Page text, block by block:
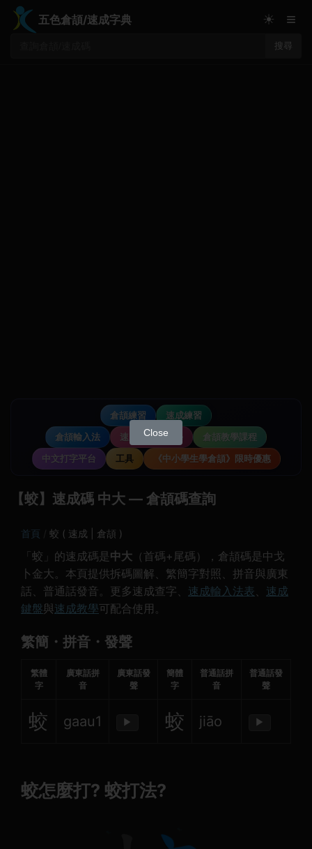
五色倉頡/速成字典
搜尋
☀ ≡
倉頡練習
速成練習
倉頡輸入法
速成輸入法教學
倉頡教學課程
中文打字平台
工具 《中小學生學倉頡》限時優惠
【蛟】速成碼 中大 — 倉頡碼查詢
首頁 蛟 ( 速成 | 倉頡 )
「蛟」的速成碼是 中大 （首碼+尾碼），倉頡碼是中戈
卜金大。本頁提供拆碼圖解、繁簡字對照、拼音與廣東
話、普通話發音。更多速成查字、 速成輸入法表、 速成
鍵盤與速成教學可配合使用。
繁簡・拼音・發聲
繁體
字
廣東話拼
音
廣東話發
聲
簡體
字
普通話拼
音
普通話發
聲
蛟 gaau1 ▶ 蛟 jiāo ▶
蛟怎麼打? 蛟打法?
Close